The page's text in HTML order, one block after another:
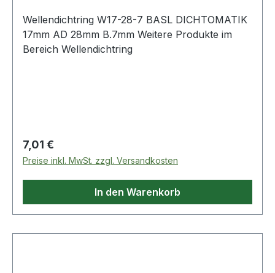
Wellendichtring W17-28-7 BASL DICHTOMATIK
17mm AD 28mm B.7mm Weitere Produkte im
Bereich Wellendichtring
Regulärer Preis:
7,01 €
Preise inkl. MwSt. zzgl. Versandkosten
In den Warenkorb